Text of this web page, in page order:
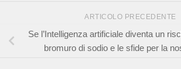
ARTICOLO PRECEDENTE
Se l’Intelligenza artificiale diventa un
bromuro di sodio e le sfide per la